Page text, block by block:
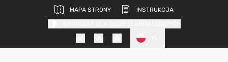
MAPA STRONY
INSTRUKCJA